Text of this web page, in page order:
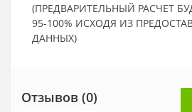
(ПРЕДВАРИТЕЛЬНЫЙ РАСЧЕТ
95-100% ИСХОДЯ ИЗ
ДАННЫХ)
Отзывов (0)